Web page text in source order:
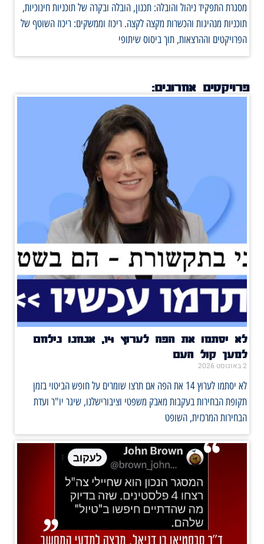
מסגרת התפקיד ניהול והובלה: תכנון, הובלה ובקרה של תוכניות חינוכיות,
תוכניות מנהיגות והכשרות מקצה לקצה. ריכוז וממשקים: ריכוז השוטף של
הפרויקטים וההרצאות, תוך ביסוס שיתופי
פרויקטים אחרונים:
לא יסתמו את הפה לערוץ 14, אנחנו נילחם
למען קול העם
2 באוגוסט 2026
לא יסתמו לערוץ 14 את הפה אם תרצו שומרים על חופש הביטוי בזמן
תקופת הבחירות בעקבות מאבק משפטי וציבורישלנו, שיגר יו"ר ועדת
הבחירות המרכזית, השופט